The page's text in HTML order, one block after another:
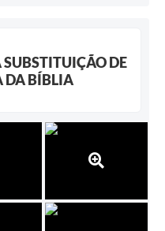
DE
DA BÍBLIA